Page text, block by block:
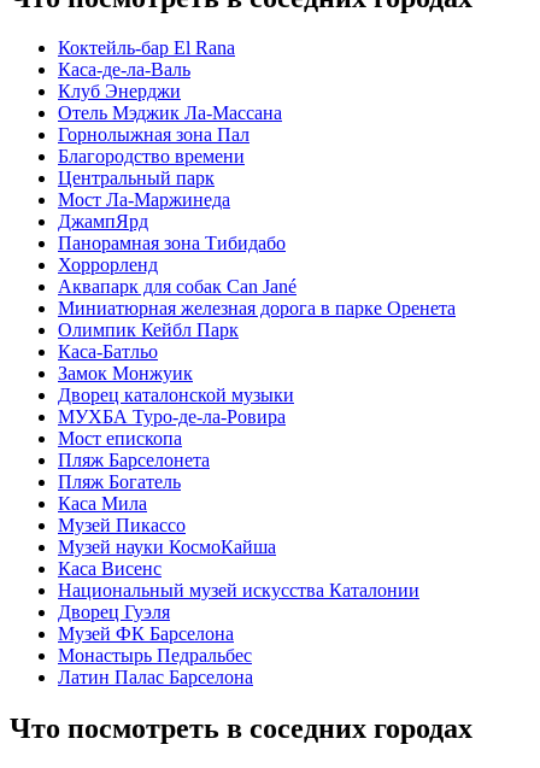
Коктейль-бар El Rana
Каса-де-ла-Валь
Клуб Энерджи
Отель Мэджик Ла-Массана
Горнолыжная зона Пал
Благородство времени
Центральный парк
Мост Ла-Маржинеда
ДжампЯрд
Панорамная зона Тибидабо
Хоррорленд
Аквапарк для собак Can Jané
Миниатюрная железная дорога в парке Оренета
Олимпик Кейбл Парк
Каса-Батльо
Замок Монжуик
Дворец каталонской музыки
МУХБА Туро-де-ла-Ровира
Мост епископа
Пляж Барселонета
Пляж Богатель
Каса Мила
Музей Пикассо
Музей науки КосмоКайша
Каса Висенс
Национальный музей искусства Каталонии
Дворец Гуэля
Музей ФК Барселона
Монастырь Педральбес
Латин Палас Барселона
Что посмотреть в соседних городах